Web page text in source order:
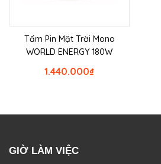
Tấm Pin Mặt Trời Mono
WORLD ENERGY 180W
₫
1.440.000
GIỜ LÀM VIỆC